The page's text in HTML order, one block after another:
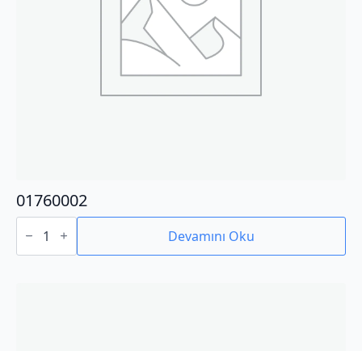
01760002
01760002
adet Devamını Oku